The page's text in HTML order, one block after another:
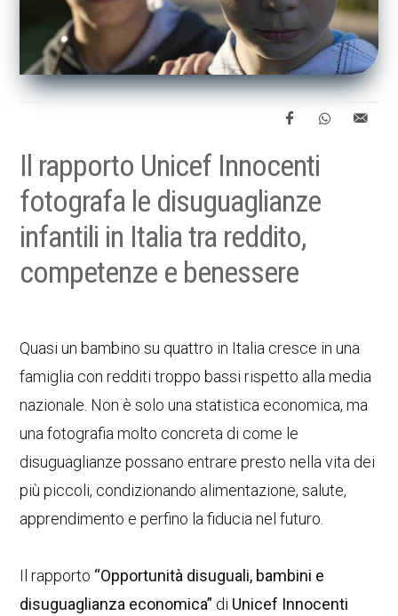
Il rapporto Unicef Innocenti
fotografa le disuguaglianze
infantili in Italia tra reddito,
competenze e benessere
Quasi un bambino su quattro in Italia cresce in una
famiglia con redditi troppo bassi rispetto alla media
nazionale. Non è solo una statistica economica, ma
una fotografia molto concreta di come le
disuguaglianze possano entrare presto nella vita dei
più piccoli, condizionando alimentazione, salute,
apprendimento e perfino la fiducia nel futuro.
Il rapporto “Opportunità disuguali, bambini e
disuguaglianza economica” di Unicef Innocenti